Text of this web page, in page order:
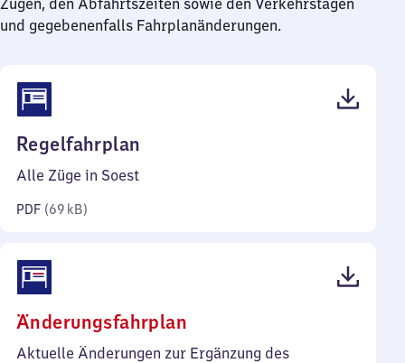
Zügen, den Abfahrtszeiten sowie den Verkehrstagen
und gegebenenfalls Fahrplanänderungen.
Regelfahrplan
Alle Züge in Soest
PDF (69 kB)
Änderungsfahrplan
195
Aktuelle Änderungen zur Ergänzung des